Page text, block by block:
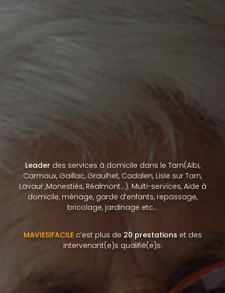
Leader des services à domicile dans le Tarn(Albi,
Carmaux, Gaillac, Graulhet, Cadalen, Lisle sur Tarn,
Lavaur ,Monestiés, Réalmont…). Multi-services, Aide à
domicile, ménage, garde d’enfants, repassage,
bricolage, jardinage etc…
MAVIESIFACILEc’est plus de 20 prestations et des
intervenant(e)s qualifié(e)s.